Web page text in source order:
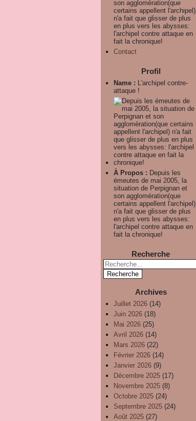
son agglomération(que
certains appellent l'archipel)
n'a fait que glisser de plus
en plus vers les abysses:
l'archipel contre attaque en
fait la chronique!
Contact
Profil
Name : L'archipel contre-
attaque !
À Propos : Depuis les
émeutes de mai 2005, la
situation de Perpignan et
son agglomération(que
certains appellent l'archipel)
n'a fait que glisser de plus
en plus vers les abysses:
l'archipel contre attaque en
fait la chronique!
Recherche
Archives
Juillet 2026 (14)
Juin 2026 (18)
Mai 2026 (25)
Avril 2026 (14)
Mars 2026 (22)
Février 2026 (14)
Janvier 2026 (9)
Décembre 2025 (17)
Novembre 2025 (8)
Octobre 2025 (24)
Septembre 2025 (24)
Août 2025 (27)